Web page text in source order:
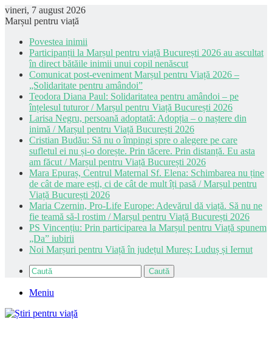
vineri, 7 august 2026
Marșul pentru viață
Povestea inimii
Participanții la Marșul pentru viață București 2026 au ascultat
în direct bătăile inimii unui copil nenăscut
Comunicat post-eveniment Marșul pentru Viață 2026 –
„Solidaritate pentru amândoi”
Teodora Diana Paul: Solidaritatea pentru amândoi – pe
înțelesul tuturor / Marșul pentru Viață București 2026
Larisa Negru, persoană adoptată: Adopția – o naștere din
inimă / Marșul pentru Viață București 2026
Cristian Budău: Să nu o împingi spre o alegere pe care
sufletul ei nu și-o dorește. Prin tăcere. Prin distanță. Eu asta
am făcut / Marșul pentru Viață București 2026
Mara Epuraș, Centrul Maternal Sf. Elena: Schimbarea nu ține
de cât de mare ești, ci de cât de mult îți pasă / Marșul pentru
Viață București 2026
Maria Czernin, Pro-Life Europe: Adevărul dă viață. Să nu ne
fie teamă să-l rostim / Marșul pentru Viață București 2026
PS Vincențiu: Prin participarea la Marșul pentru Viață spunem
„Da” iubirii
Noi Marșuri pentru Viață în județul Mureș: Luduș și Iernut
Caută
Meniu